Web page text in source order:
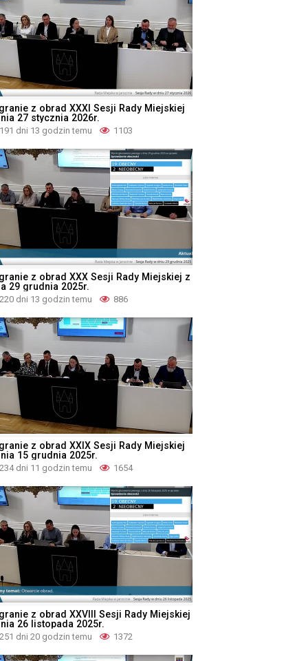
z obrad XXXI Sesji Rady Miejskiej
27 stycznia 2026r.
191 dni 13 godzin temu 1103
z obrad XXX Sesji Rady Miejskiej z
29 grudnia 2025r.
220 dni 13 godzin temu 886
z obrad XXIX Sesji Rady Miejskiej
15 grudnia 2025r.
234 dni 11 godzin temu 1654
z obrad XXVIII Sesji Rady Miejskiej
26 listopada 2025r.
251 dni 20 godzin temu 1372